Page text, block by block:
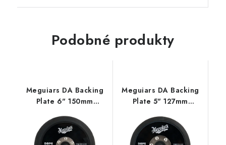
Podobné produkty
Meguiars DA Backing
Plate 6" 150mm
na DA leštičku
Meguiars DA Backing
Plate 5" 127mm
na DA leštičku